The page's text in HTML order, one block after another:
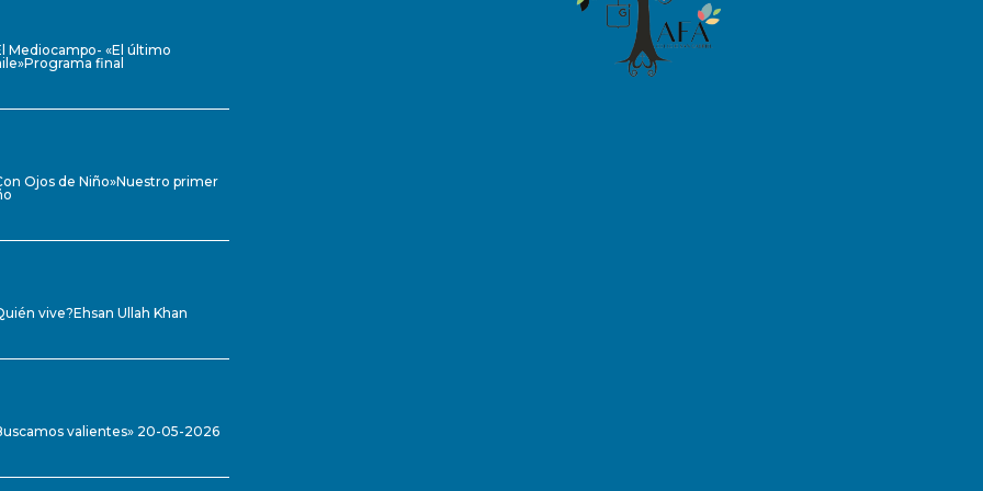
Mediocampo- «El último
final
Ojos de Niño»Nuestro primer
vive?Ehsan Ullah Khan
valientes» 20-05-2026